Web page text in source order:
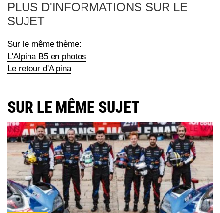
PLUS D'INFORMATIONS SUR LE
SUJET
Sur le même thème:
L'Alpina B5 en photos
Le retour d'Alpina
SUR LE MÊME SUJET